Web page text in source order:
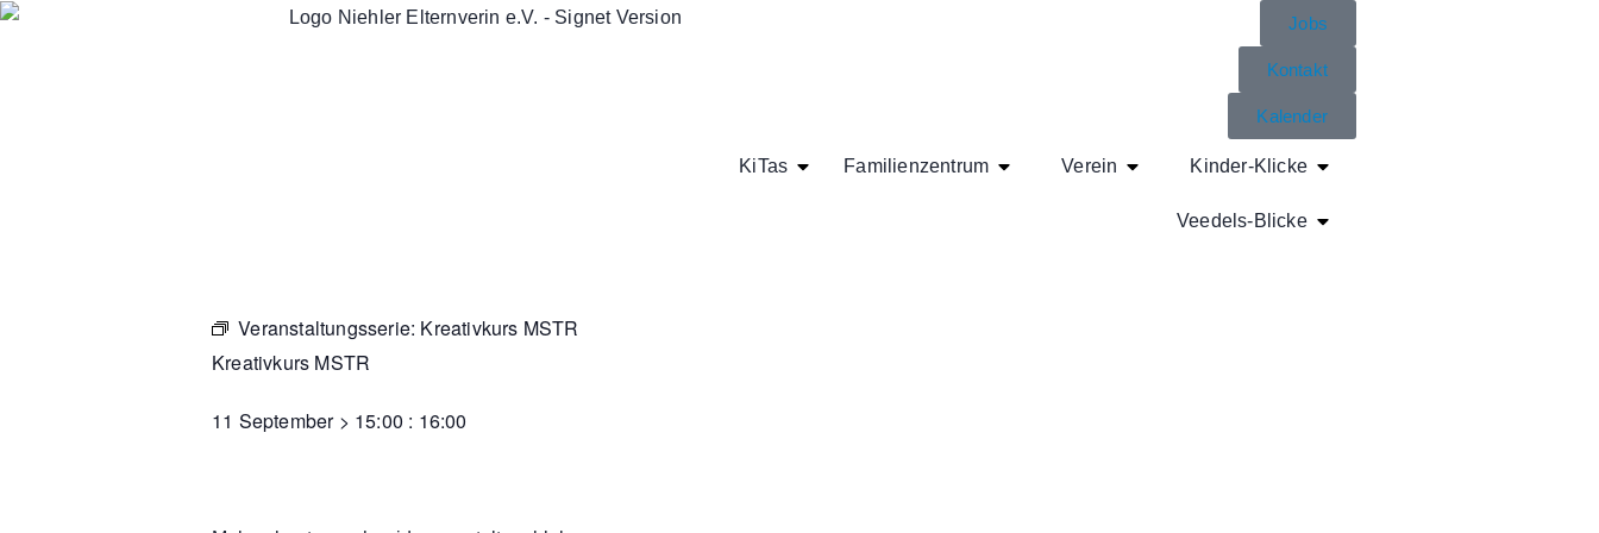
Jobs
Kontakt
Kalender
KiTas Familienzentrum Verein Kinder-Klicke
Veedels-Blicke
Veranstaltungsserie: Kreativkurs MSTR
Kreativkurs MSTR
11 September > 15:00 : 16:00